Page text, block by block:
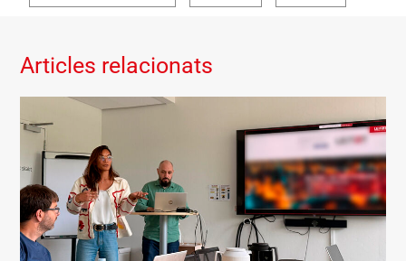
Articles relacionats